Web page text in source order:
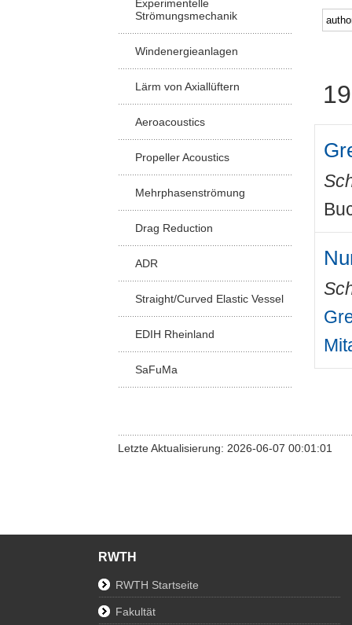
Experimentelle
Strömungsmechanik
Windenergieanlagen
Lärm von Axiallüftern
Aeroacoustics
Propeller Acoustics
Mehrphasenströmung
Drag Reduction
ADR
Straight/Curved Elastic Vessel
EDIH Rheinland
SaFuMa
Letzte Aktualisierung: 2026-06-07 00:01:01
RWTH
RWTH Startseite
Fakultät